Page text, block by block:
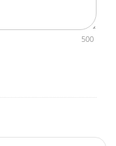
500